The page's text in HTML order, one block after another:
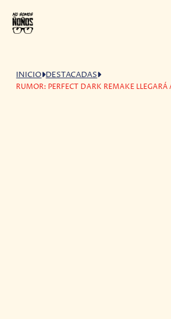
INICIO DESTACADAS
RUMOR: PERFECT DARK REMAKE LLEGARÁ